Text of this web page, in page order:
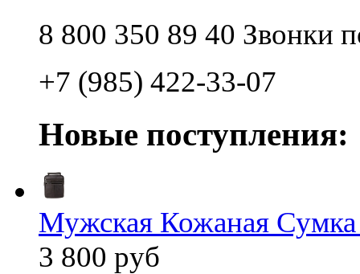
8 800 350 89 40 Звонки
+7 (985) 422-33-07
Новые поступления:
Мужская Кожаная
3 800 руб